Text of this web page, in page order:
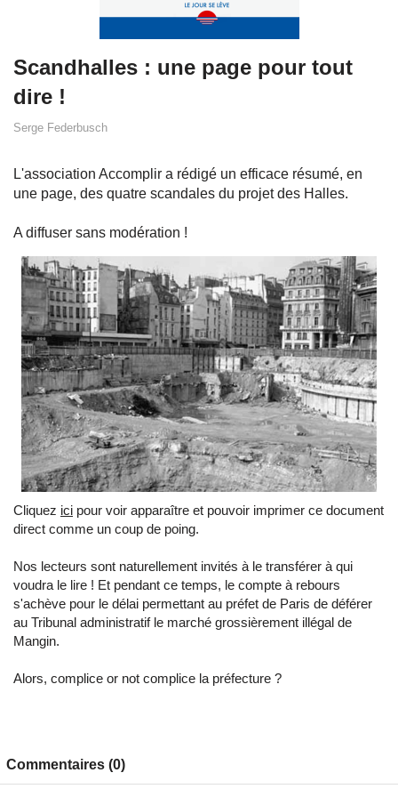
Scandhalles : une page pour tout
dire !
Serge Federbusch
L'association Accomplir a rédigé un efficace résumé, en
une page, des quatre scandales du projet des Halles.
A diffuser sans modération !
Cliquez ici pour voir apparaître et pouvoir imprimer ce document
direct comme un coup de poing.
Nos lecteurs sont naturellement invités à le transférer à qui
voudra le lire ! Et pendant ce temps, le compte à rebours
s'achève pour le délai permettant au préfet de Paris de déférer
au Tribunal administratif le marché grossièrement illégal de
Mangin.
Alors, complice or not complice la préfecture ?
Commentaires (0)